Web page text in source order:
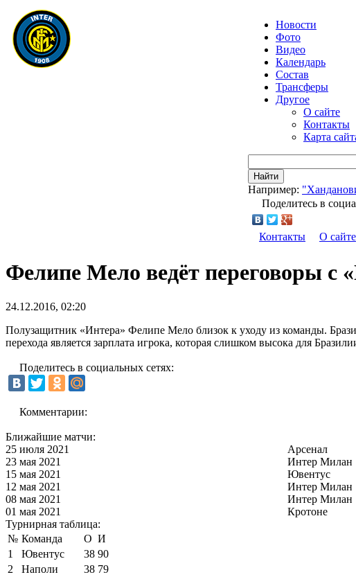
Новости
Фото
Видео
Календарь
Состав
Трансферы
Другое
О сайте
Контакты
Карта
Найти
Например:
Поделитесь в
Контакты О сайте
Фелипе Мело ведёт переговоры с
24.12.2016, 02:20
Полузащитник «Интера» Фелипе Мело близок к уходу из команды.
перехода является зарплата игрока, которая слишком высока для
Поделитесь в социальных сетях:
Комментарии:
Ближайшие матчи:
25 июля 2021
Арсенал
23 мая 2021
Интер Милан
15 мая 2021
Ювентус
12 мая 2021
Интер Милан
08 мая 2021
Интер Милан
01 мая 2021
Кротоне
Турнирная таблица:
№ Команда О И
1
Ювентус 38 90
2
Наполи 38 79